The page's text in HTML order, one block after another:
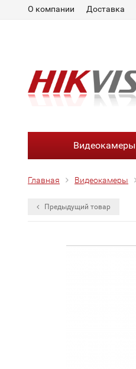
О компании Доставка
Видеокамеры
Главная Видеокамеры
Предыдущий товар